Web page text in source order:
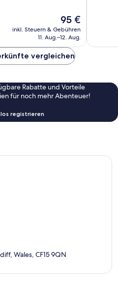
Der
Preis
beträgt
95 €
inkl. Steuern & Gebühren
11. Aug.–12. Aug.
vergleichen
Rabatte und Vorteile
für noch mehr Abenteuer!
registrieren
Wales, CF15 9QN